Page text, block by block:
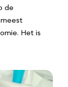
de
meest
Het is